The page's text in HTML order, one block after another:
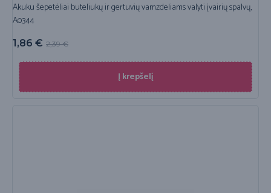
Akuku šepetėliai buteliukų ir gertuvių vamzdeliams valyti įvairių spalvų,
A0344
2,39€
1,86 €
Į krepšelį